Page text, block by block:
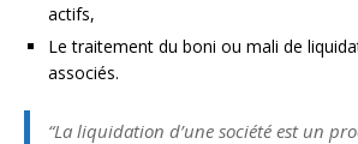
actifs,
Le traitement du boni ou mali de
associés.
“La liquidation d’une société est un